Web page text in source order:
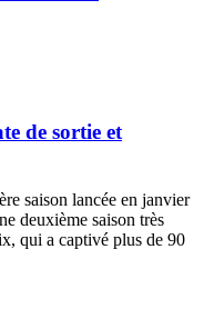
de sortie et
saison lancée en janvier
deuxième saison très
qui a captivé plus de 90